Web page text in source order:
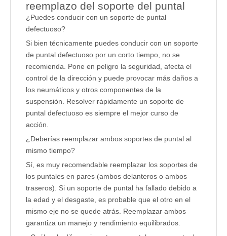
reemplazo del soporte del puntal
¿Puedes conducir con un soporte de puntal
defectuoso?
Si bien técnicamente puedes conducir con un soporte
de puntal defectuoso por un corto tiempo, no se
recomienda. Pone en peligro la seguridad, afecta el
control de la dirección y puede provocar más daños a
los neumáticos y otros componentes de la
suspensión. Resolver rápidamente un soporte de
puntal defectuoso es siempre el mejor curso de
acción.
¿Deberías reemplazar ambos soportes de puntal al
mismo tiempo?
Sí, es muy recomendable reemplazar los soportes de
los puntales en pares (ambos delanteros o ambos
traseros). Si un soporte de puntal ha fallado debido a
la edad y el desgaste, es probable que el otro en el
mismo eje no se quede atrás. Reemplazar ambos
garantiza un manejo y rendimiento equilibrados.